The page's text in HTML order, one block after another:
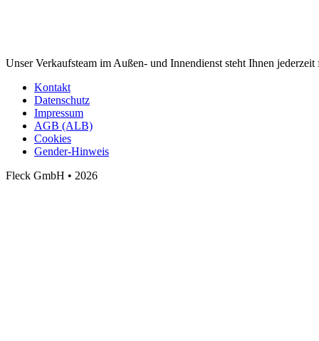
Unser Verkaufsteam im Außen- und Innendienst steht Ihnen
Kontakt
Datenschutz
Impressum
AGB (ALB)
Cookies
Gender-Hinweis
Fleck GmbH • 2026